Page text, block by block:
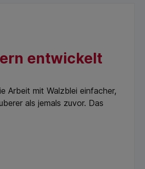
entwickelt
Arbeit mit Walzblei einfacher,
als jemals zuvor. Das